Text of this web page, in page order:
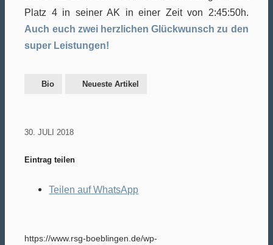
Platz 4 in seiner AK in einer Zeit von 2:45:50h.
Auch euch zwei herzlichen Glückwunsch zu den
super Leistungen!
Bio Neueste Artikel
30. JULI 2018
Eintrag teilen
Teilen auf WhatsApp
https://www.rsg-boeblingen.de/wp-